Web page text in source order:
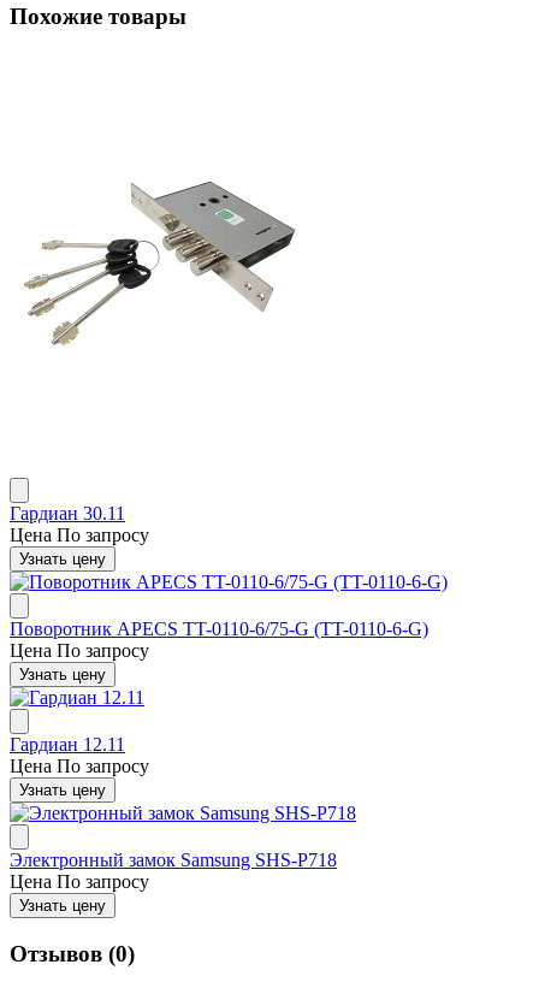
Похожие товары
Гардиан 30.11
Цена По запросу
Узнать цену
Поворотник APECS TT-0110-6/75-G (TT-0110-6-G)
Цена По запросу
Узнать цену
Гардиан 12.11
Цена По запросу
Узнать цену
Электронный замок Samsung SHS-P718
Цена По запросу
Узнать цену
Отзывов (0)